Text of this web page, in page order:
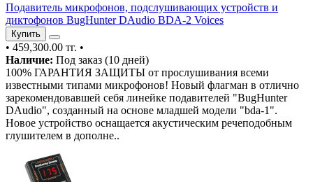
Подавитель микрофонов, подслушивающих устройств и
диктофонов BugHunter DAudio BDA-2 Voices
Купить
• 459,300.00 тг. •
Наличие: Под заказ (10 дней)
100% ГАРАНТИЯ ЗАЩИТЫ от прослушивания всеми
известными типами микрофонов! Новый флагман в отлично
зарекомендовавшей себя линейке подавителей "BugHunter
DAudio", созданный на основе младшей модели "bda-1".
Новое устройство оснащается акустическим речеподобным
глушителем в дополне..